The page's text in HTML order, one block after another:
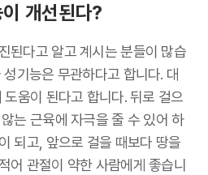
개선된다?
된다고 알고 계시는 분들이 많습
기능은 무관하다고 합니다. 대
움이 된다고 합니다. 뒤로 걸으
는 근육에 자극을 줄 수 있어 하
되고, 앞으로 걸을 때보다 땅을
어 관절이 약한 사람에게 좋습니